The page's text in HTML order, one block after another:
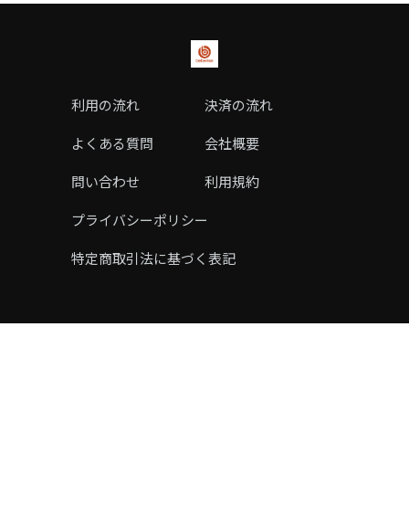
利用の流れ
決済の流れ
よくある質問
会社概要
問い合わせ
利用規約
プライバシーポリシー
特定商取引法に基づく表記